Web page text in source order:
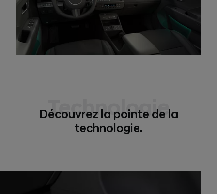
Technologie
Découvrez la pointe de la
technologie.